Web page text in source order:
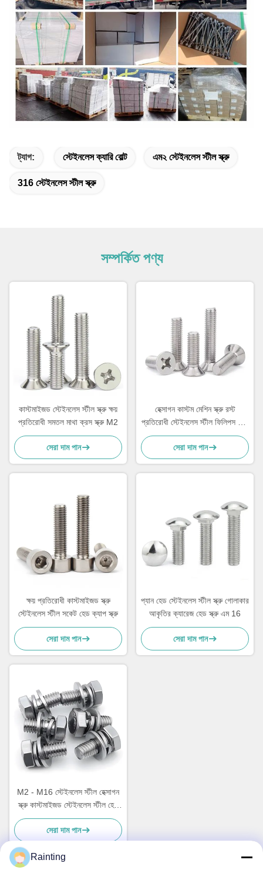
ট্যাগ: স্টেইনলেস ক্যারি বোল্ট এম২ স্টেইনলেস স্টীল স্ক্রু
316 স্টেইনলেস স্টীল স্ক্রু
সম্পর্কিত পণ্য
কাস্টমাইজড স্টেইনলেস স্টীল স্ক্রু ক্ষয়
প্রতিরোধী সমতল মাথা ক্রস স্ক্রু M2
সেরা দাম পান
হেক্সাগন কাস্টম মেশিন স্ক্রু রস্ট
প্রতিরোধী স্টেইনলেস স্টীল ফিলিপস হেড
স্ক্রু
সেরা দাম পান
ক্ষয় প্রতিরোধী কাস্টমাইজড স্ক্রু
স্টেইনলেস স্টীল সকেট হেড ক্যাপ স্ক্রু
সেরা দাম পান
প্যান হেড স্টেইনলেস স্টীল স্ক্রু গোলাকার
আকৃতির ক্যারেজ হেড স্ক্রু এম 16
সেরা দাম পান
M2 - M16 স্টেইনলেস স্টীল হেক্সাগন
স্ক্রু কাস্টমাইজড স্টেইনলেস স্টীল হেক্স
হেড বোল্ট
সেরা দাম পান
Rainting